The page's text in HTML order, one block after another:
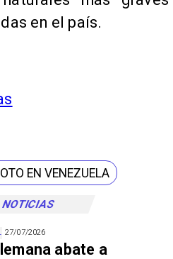
27/07/2026
abate a
en el país.
EN VENEZUELA